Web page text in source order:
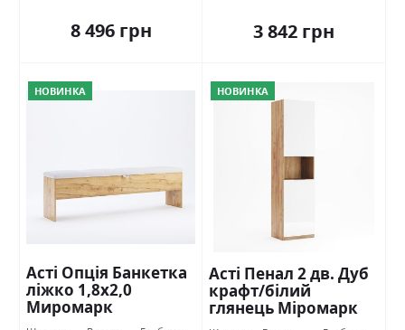
8 496 грн 3 842 грн
НОВИНКА
Асті Опція Банкетка
ліжко 1,8х2,0
Миромарк
НОВИНКА
Асті Пенал 2 дв. Дуб
крафт/білий
глянець Міромарк